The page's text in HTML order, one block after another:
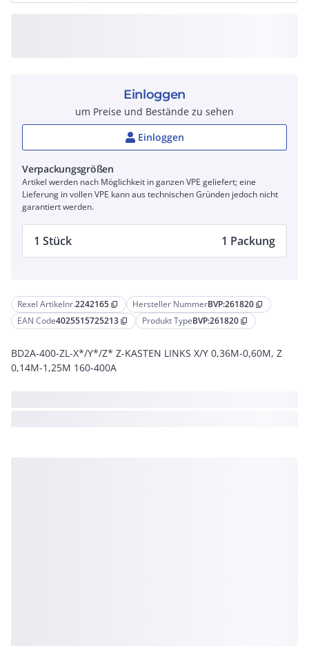
Rexel Artikelnr.2242165 content_copy Hersteller NummerBVP:261820 content_copy
EAN Code4025515725213 content_copy Produkt TypeBVP:261820 content_copy
BD2A-400-ZL-X*/Y*/Z* Z-KASTEN LINKS X/Y 0,36M-0,60M, Z
0,14M-1,25M 160-400A
Einloggen
um Preise und Bestände zu sehen
Einloggen
Verpackungsgrößen
Artikel werden nach Möglichkeit in ganzen VPE geliefert; eine
Lieferung in vollen VPE kann aus technischen Gründen jedoch nicht
garantiert werden.
1 Stück 1 Packung